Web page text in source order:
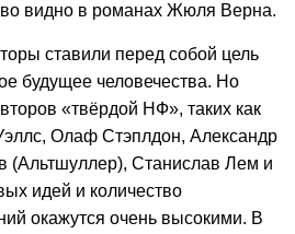
видно в романах Жюля Верна.
ставили перед собой цель
будущее человечества. Но
«твёрдой НФ», таких как
Олаф Стэплдон, Александр
(Альтшуллер), Станислав Лем и
идей и количество
окажутся очень высокими. В